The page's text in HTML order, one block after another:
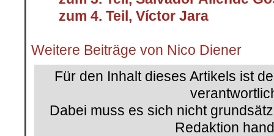
zum 4. Teil, Víctor Jara
Weitere Beiträge von Nico Diener
Für den Inhalt dieses Artikels ist
Dabei muss es sich nicht
Redaktion